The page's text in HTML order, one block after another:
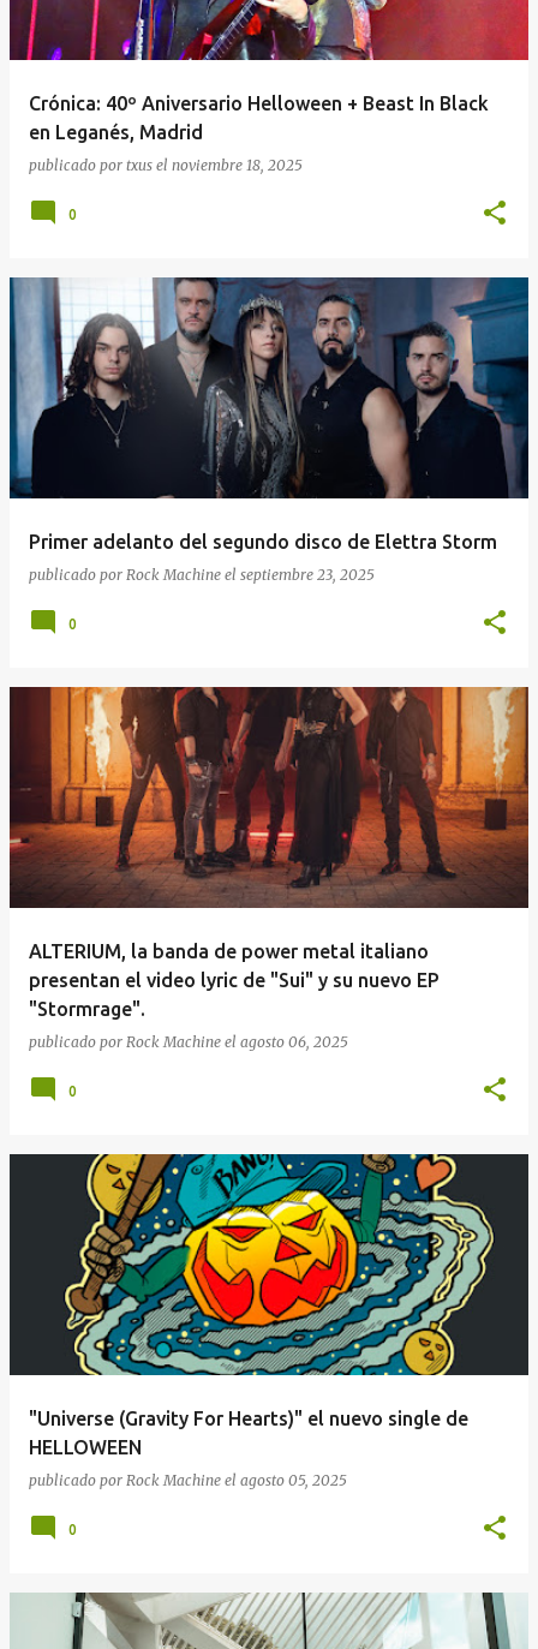
Crónica: 40º Aniversario Helloween + Beast In Black
en Leganés, Madrid
publicado por txus el noviembre 18, 2025
0
Primer adelanto del segundo disco de Elettra Storm
publicado por Rock Machine el septiembre 23, 2025
0
ALTERIUM, la banda de power metal italiano
presentan el video lyric de "Sui" y su nuevo EP
"Stormrage".
publicado por Rock Machine el agosto 06, 2025
0
"Universe (Gravity For Hearts)" el nuevo single de
HELLOWEEN
publicado por Rock Machine el agosto 05, 2025
0